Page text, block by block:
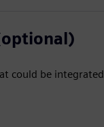
could be integrated